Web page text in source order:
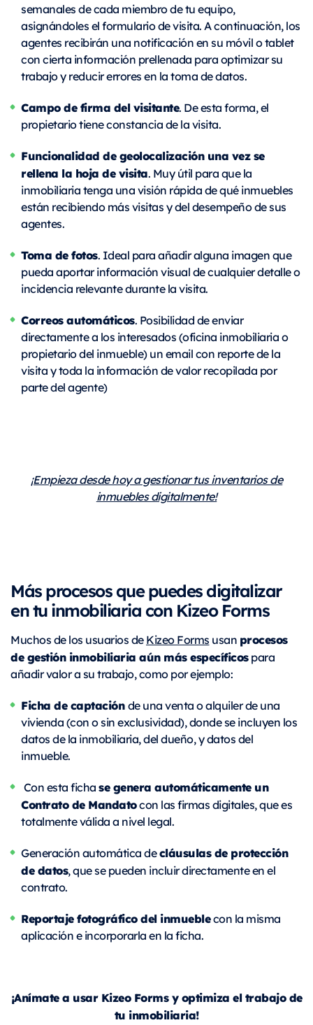
semanales de cada miembro de tu equipo,
asignándoles el formulario de visita. A continuación, los
agentes recibirán una notificación en su móvil o tablet
con cierta información prellenada para optimizar su
trabajo y reducir errores en la toma de datos.
Campo de firma del visitante. De esta forma, el
propietario tiene constancia de la visita.
Funcionalidad de geolocalización una vez se
rellena la hoja de visita. Muy útil para que la
inmobiliaria tenga una visión rápida de qué inmuebles
están recibiendo más visitas y del desempeño de sus
agentes.
Toma de fotos. Ideal para añadir alguna imagen que
pueda aportar información visual de cualquier detalle o
incidencia relevante durante la visita.
Correos automáticos. Posibilidad de enviar
directamente a los interesados (oficina inmobiliaria o
propietario del inmueble) un email con reporte de la
visita y toda la información de valor recopilada por
parte del agente)
¡Empieza desde hoy a gestionar tus inventarios de
inmuebles digitalmente!
Más procesos que puedes digitalizar
en tu inmobiliaria con Kizeo Forms
Muchos de los usuarios deKizeo Forms usan procesos
de gestión inmobiliaria aún más específicospara
añadir valor a su trabajo, como por ejemplo:
Ficha de captaciónde una venta o alquiler de una
vivienda (con o sin exclusividad), donde se incluyen los
datos de la inmobiliaria, del dueño, y datos del
inmueble.
Con esta fichase genera automáticamente un
Contrato de Mandatocon las firmas digitales, que es
totalmente válida a nivel legal.
Generación automática decláusulas de protección
de datos, que se pueden incluir directamente en el
contrato.
Reportaje fotográfico del inmueblecon la misma
aplicación e incorporarla en la ficha.
¡Anímate a usar Kizeo Forms y optimiza el trabajo de
tu inmobiliaria!